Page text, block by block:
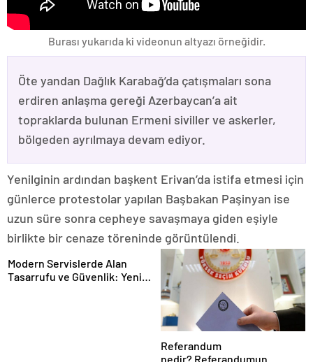
Burası yukarıda ki videonun altyazı örneğidir.
Öte yandan Dağlık Karabağ’da çatışmaları sona
erdiren anlaşma gereği Azerbaycan’a ait
topraklarda bulunan Ermeni siviller ve askerler,
bölgeden ayrılmaya devam ediyor.
Yenilginin ardından başkent Erivan’da istifa etmesi için
günlerce protestolar yapılan Başbakan Paşinyan ise
uzun süre sonra cepheye savaşmaya giden eşiyle
birlikte bir cenaze töreninde görüntülendi.
Modern Servislerde Alan
Tasarrufu ve Güvenlik: Yeni
Referandum
nedir? Referandumun